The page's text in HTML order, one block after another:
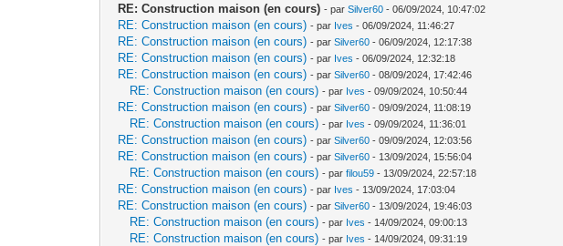
RE: Construction maison (en cours) - parSilver60 - 06/09/2024, 10:47:02
RE: Construction maison (en cours) - par Ives - 06/09/2024, 11:46:27
RE: Construction maison (en cours) - parSilver60 - 06/09/2024, 12:17:38
RE: Construction maison (en cours) - par Ives - 06/09/2024, 12:32:18
RE: Construction maison (en cours) - parSilver60 - 08/09/2024, 17:42:46
RE: Construction maison (en cours) - par Ives - 09/09/2024, 10:50:44
RE: Construction maison (en cours) - parSilver60 - 09/09/2024, 11:08:19
RE: Construction maison (en cours) - par Ives - 09/09/2024, 11:36:01
RE: Construction maison (en cours) - parSilver60 - 09/09/2024, 12:03:56
RE: Construction maison (en cours) - parSilver60 - 13/09/2024, 15:56:04
RE: Construction maison (en cours) - parfilou59 - 13/09/2024, 22:57:18
RE: Construction maison (en cours) - par Ives - 13/09/2024, 17:03:04
RE: Construction maison (en cours) - parSilver60 - 13/09/2024, 19:46:03
RE: Construction maison (en cours) - par Ives - 14/09/2024, 09:00:13
RE: Construction maison (en cours) - par Ives - 14/09/2024, 09:31:19